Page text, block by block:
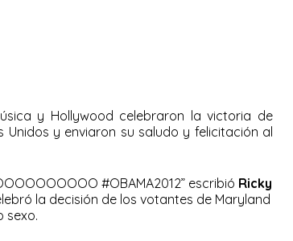
y Hollywood celebraron la victoria de
Unidos y enviaron su saludo y felicitación al
#OBAMA2012” escribió Ricky
la decisión de los votantes de Maryland
sexo.